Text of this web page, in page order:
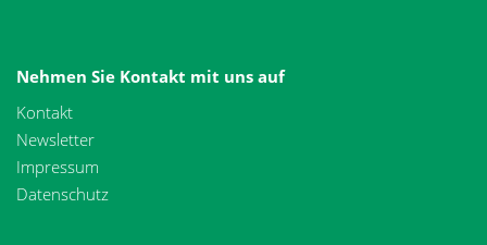
Nehmen Sie Kontakt mit uns auf
Kontakt
Newsletter
Impressum
Datenschutz